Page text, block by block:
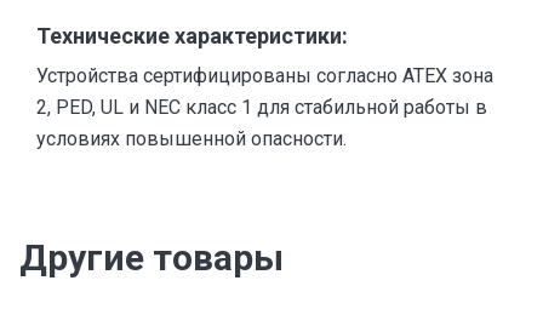
Технические характеристики:
Устройства сертифицированы согласно ATEX зона
2, PED, UL и NEC класс 1 для стабильной работы в
условиях повышенной опасности.
Другие товары